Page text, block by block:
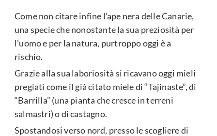
Come non citare infine l’ape nera delle Canarie,
una specie che nonostante la sua preziosità per
l’uomo e per la natura, purtroppo oggi è a
rischio.
Grazie alla sua laboriosità si ricavano oggi mieli
pregiati come il già citato miele di “Tajinaste”, di
“Barrilla” (una pianta che cresce in terreni
salmastri) o di castagno.
Spostandosi verso nord, presso le scogliere di